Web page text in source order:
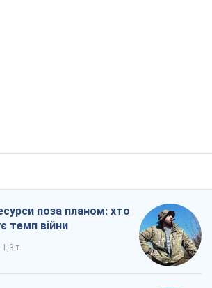
поза планом: хто
темп війни
1,3 т.